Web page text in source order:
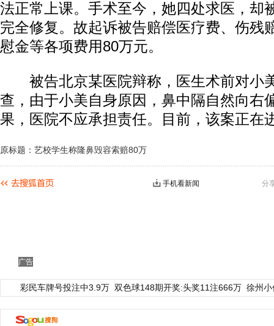
法正常上课。手术至今，她四处求医，却
完全修复。故起诉被告赔偿医疗费、伤残
慰金等各项费用80万元。
被告北京某医院辩称，医生术前对小
查，由于小美自身原因，鼻中隔自然向右
果，医院不应承担责任。目前，该案正在
原标题：艺校学生称隆鼻毁容索赔80万
分
手机看新闻
广告
彩民车牌号投注中3.9万 双色球148期开奖:头奖11注666万 徐州